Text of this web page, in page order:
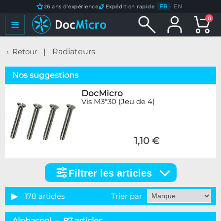
26 ans d'expérience Expédition rapide FR / EN
0
Retour Radiateurs
Nos suggestions
DocMicro
Vis M3*30 (Jeu de 4)
1,10 €
articles
Catégorie
Filtrer les articles
178 articles Trier par